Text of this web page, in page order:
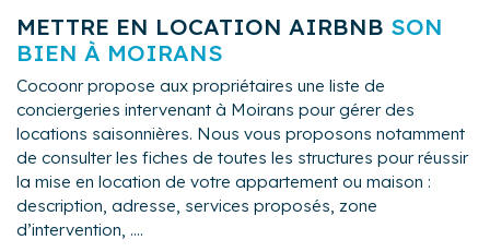
METTRE EN LOCATION AIRBNB SON
BIEN À MOIRANS
Cocoonr propose aux propriétaires une liste de
conciergeries intervenant à Moirans pour gérer des
locations saisonnières. Nous vous proposons notamment
de consulter les fiches de toutes les structures pour réussir
la mise en location de votre appartement ou maison :
description, adresse, services proposés, zone
d’intervention, ....